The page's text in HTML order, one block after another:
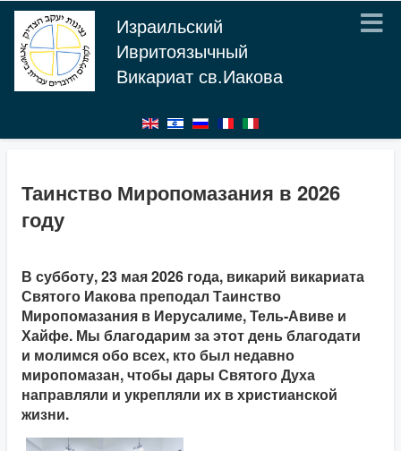
Израильский
Ивритоязычный
Викариат св.Иакова
Таинство Миропомазания в 2026
году
В субботу, 23 мая 2026 года, викарий викариата
Святого Иакова преподал Таинство
Миропомазания в Иерусалиме, Тель-Авиве и
Хайфе. Мы благодарим за этот день благодати
и молимся обо всех, кто был недавно
миропомазан, чтобы дары Святого Духа
направляли и укрепляли их в христианской
жизни.